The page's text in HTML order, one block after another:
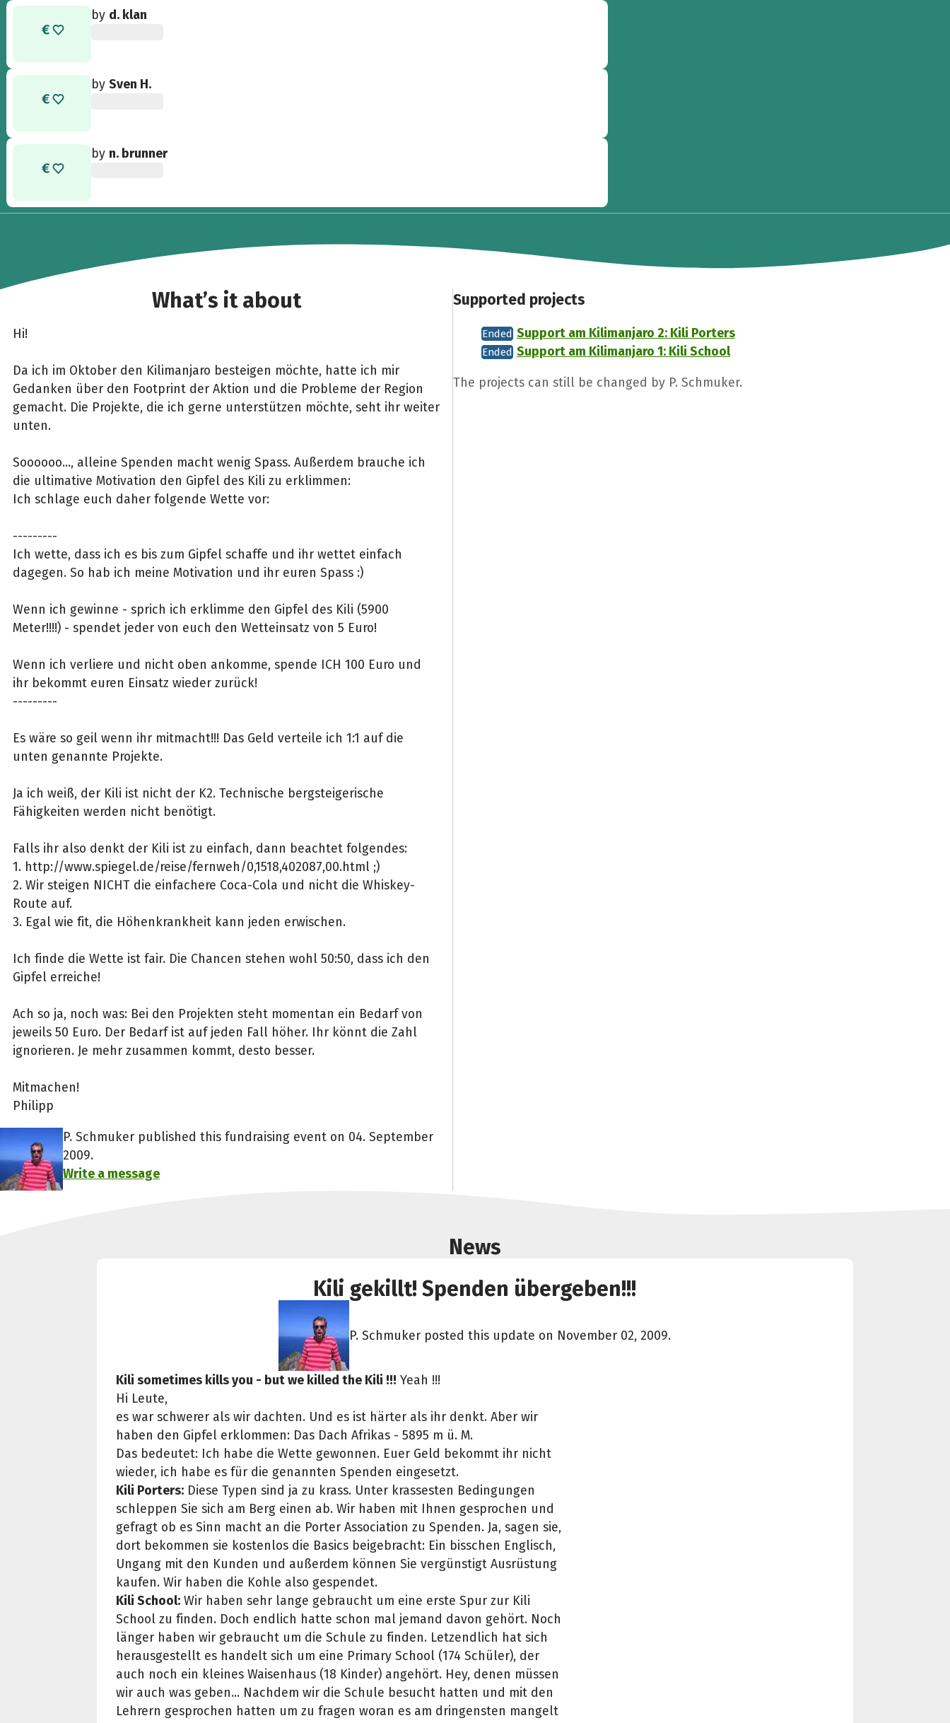
by d. klan
bySven H.
by n. brunner
What’s it about
Hi!
Da ich im Oktober den Kilimanjaro besteigen möchte, hatte ich mir
Gedanken über den Footprint der Aktion und die Probleme der Region
gemacht. Die Projekte, die ich gerne unterstützen möchte, seht ihr weiter
unten.
Soooooo..., alleine Spenden macht wenig Spass. Außerdem brauche ich
die ultimative Motivation den Gipfel des Kili zu erklimmen:
Ich schlage euch daher folgende Wette vor:
---------
Ich wette, dass ich es bis zum Gipfel schaffe und ihr wettet einfach
dagegen. So hab ich meine Motivation und ihr euren Spass :)
Wenn ich gewinne - sprich ich erklimme den Gipfel des Kili (5900
Meter!!!!) - spendet jeder von euch den Wetteinsatz von 5 Euro!
Wenn ich verliere und nicht oben ankomme, spende ICH 100 Euro und
ihr bekommt euren Einsatz wieder zurück!
---------
Es wäre so geil wenn ihr mitmacht!!! Das Geld verteile ich 1:1 auf die
unten genannte Projekte.
Ja ich weiß, der Kili ist nicht der K2. Technische bergsteigerische
Fähigkeiten werden nicht benötigt.
Falls ihr also denkt der Kili ist zu einfach, dann beachtet folgendes:
1. http://www.spiegel.de/reise/fernweh/0,1518,402087,00.html ;)
2. Wir steigen NICHT die einfachere Coca-Cola und nicht die Whiskey-
Route auf.
3. Egal wie fit, die Höhenkrankheit kann jeden erwischen.
Ich finde die Wette ist fair. Die Chancen stehen wohl 50:50, dass ich den
Gipfel erreiche!
Ach so ja, noch was: Bei den Projekten steht momentan ein Bedarf von
jeweils 50 Euro. Der Bedarf ist auf jeden Fall höher. Ihr könnt die Zahl
ignorieren. Je mehr zusammen kommt, desto besser.
Mitmachen!
Philipp
P. Schmuker published this fundraising event on 04. September
2009.
Write a message
Supported projects
Ended Support am Kilimanjaro 2: Kili Porters
Ended Support am Kilimanjaro 1: Kili School
The projects can still be changed by P. Schmuker.
News
Kili gekillt! Spenden übergeben!!!
P. Schmuker posted this update on November 02, 2009.
Kili sometimes kills you - but we killed the Kili !!! Yeah !!!
Hi Leute,
es war schwerer als wir dachten. Und es ist härter als ihr denkt. Aber wir
haben den Gipfel erklommen: Das Dach Afrikas - 5895 m ü. M.
Das bedeutet: Ich habe die Wette gewonnen. Euer Geld bekommt ihr nicht
wieder, ich habe es für die genannten Spenden eingesetzt.
Kili Porters: Diese Typen sind ja zu krass. Unter krassesten Bedingungen
schleppen Sie sich am Berg einen ab. Wir haben mit Ihnen gesprochen und
gefragt ob es Sinn macht an die Porter Association zu Spenden. Ja, sagen sie,
dort bekommen sie kostenlos die Basics beigebracht: Ein bisschen Englisch,
Ungang mit den Kunden und außerdem können Sie vergünstigt Ausrüstung
kaufen. Wir haben die Kohle also gespendet.
Kili School: Wir haben sehr lange gebraucht um eine erste Spur zur Kili
School zu finden. Doch endlich hatte schon mal jemand davon gehört. Noch
länger haben wir gebraucht um die Schule zu finden. Letzendlich hat sich
herausgestellt es handelt sich um eine Primary School (174 Schüler), der
auch noch ein kleines Waisenhaus (18 Kinder) angehört. Hey, denen müssen
wir auch was geben... Nachdem wir die Schule besucht hatten und mit den
Lehrern gesprochen hatten um zu fragen woran es am dringensten mangelt